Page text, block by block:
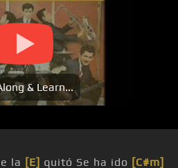
& Learn...
la [E] quitó Se ha ido [C#m]